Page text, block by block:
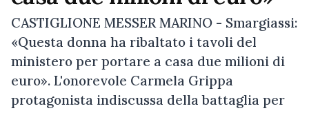
CASTIGLIONE MESSER MARINO - Smargiassi:
«Questa donna ha ribaltato i tavoli del
ministero per portare a casa due milioni di
euro». L'onorevole Carmela Grippa
protagonista indiscussa della battaglia per